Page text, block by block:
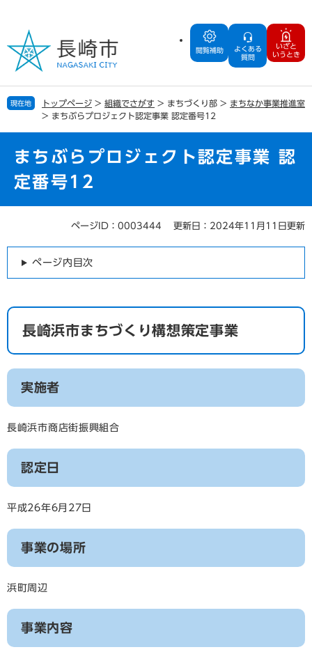
の
で
す
ー
ば
し
閲覧補助
よくある
質問
いざと
いうとき
現在地 トップページ > 組織でさがす > まちづくり部 > まちなか事業推進室
> まちぶらプロジェクト認定事業 認定番号12
まちぶらプロジェクト認定事業 認
定番号12
ページID：0003444 更新日：2024年11月11日更新
ページ内目次
長崎浜市まちづくり構想策定事業
実施者
長崎浜市商店街振興組合
認定日
平成26年6月27日
事業の場所
浜町周辺
事業内容